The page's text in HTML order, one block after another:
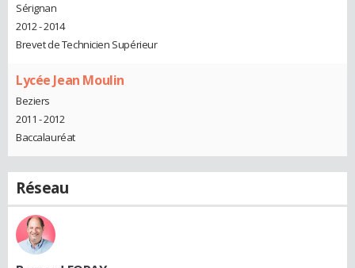
Sérignan
2012 - 2014
Brevet de Technicien Supérieur
Lycée Jean Moulin
Beziers
2011 - 2012
Baccalauréat
Réseau